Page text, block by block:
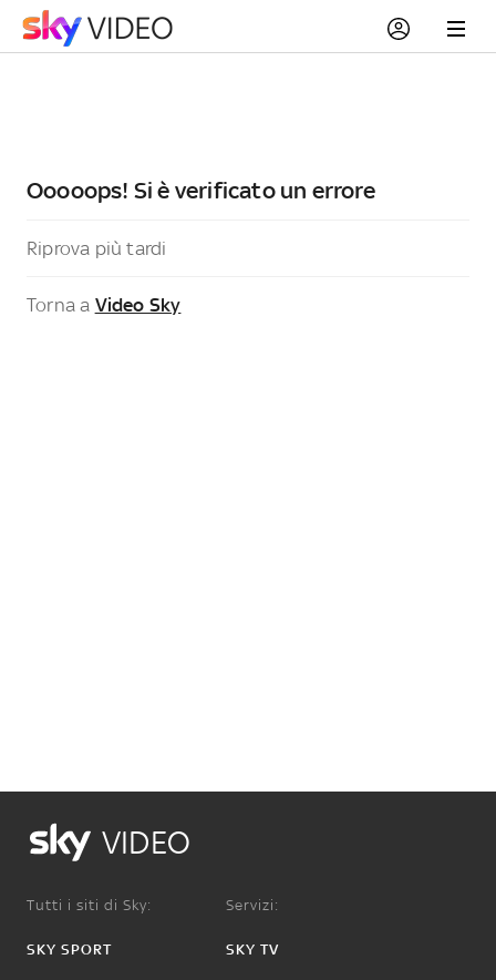
Ooooops! Si è verificato un errore
Riprova più tardi
Torna a Video Sky
VIDEO
Tutti i siti di Sky:
SKY SPORT
Servizi:
SKY TV